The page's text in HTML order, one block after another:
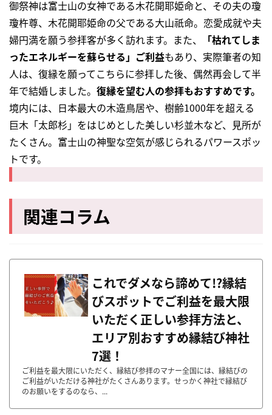
御祭神は富士山の女神である木花開耶姫命と、その夫の瓊
瓊杵尊、木花開耶姫命の父である大山祇命。恋愛成就や夫
婦円満を願う参拝客が多く訪れます。また、
「枯れてしま
ったエネルギーを蘇らせる」ご利益もあり、実際筆者の知
人は、復縁を願ってこちらに参拝した後、偶然再会して半
年で結婚しました。 復縁を望む人の参拝もおすすめです。
境内には、日本最大の木造鳥居や、樹齢1000年を超える
巨木「太郎杉」をはじめとした美しい杉並木など、見所が
たくさん。富士山の神聖な空気が感じられるパワースポッ
トです。
関連コラム
これでダメなら諦めて!?縁結
びスポットでご利益を最大限
いただく正しい参拝方法と、
エリア別おすすめ縁結び神社
7選！
ご利益を最大限にいただく、縁結び参拝のマナー全国には、縁結びの
ご利益がいただける神社がたくさんあります。せっかく神社で縁結び
のお願いをするのなら、...